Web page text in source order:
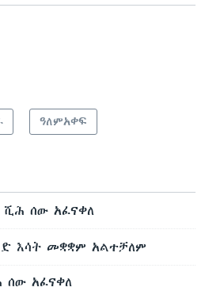
ዓለምአቀፍ
ሺሕ ሰው አፈናቀለ
እሳት መቋቋም አልተቻለም
ሰው አፈናቀለ